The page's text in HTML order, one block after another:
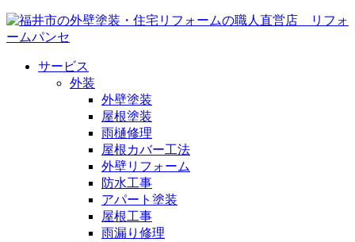
サービス
外装
外壁塗装
屋根塗装
雨樋修理
屋根カバー工法
外壁リフォーム
防水工事
アパート塗装
屋根工事
雨漏り修理